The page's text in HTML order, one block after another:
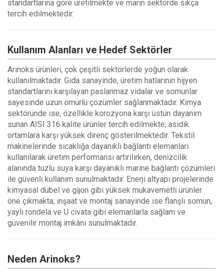
standartlarına göre üretilmekte ve marin sektörde sıkça
tercih edilmektedir.
Kullanım Alanları ve Hedef Sektörler
Arinoks ürünleri, çok çeşitli sektörlerde yoğun olarak
kullanılmaktadır. Gıda sanayinde, üretim hatlarının hijyen
standartlarını karşılayan paslanmaz vidalar ve somunlar
sayesinde uzun ömürlü çözümler sağlanmaktadır. Kimya
sektöründe ise, özellikle korozyona karşı üstün dayanım
sunan AISI 316 kalite ürünler tercih edilmekte; asidik
ortamlara karşı yüksek direnç gösterilmektedir. Tekstil
makinelerinde sıcaklığa dayanıklı bağlantı elemanları
kullanılarak üretim performansı artırılırken, denizcilik
alanında tuzlu suya karşı dayanıklı marine bağlantı çözümleri
ile güvenli kullanım sunulmaktadır. Enerji altyapı projelerinde
kimyasal dübel ve gijon gibi yüksek mukavemetli ürünler
öne çıkmakta; inşaat ve montaj sanayinde ise flanşlı somun,
yaylı rondela ve U civata gibi elemanlarla sağlam ve
güvenilir montaj imkânı sunulmaktadır.
Neden Arinoks?